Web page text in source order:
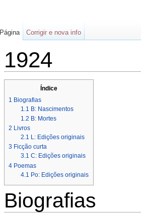
1924
Índice
1 Biografias
1.1 B: Nascimentos
1.2 B: Mortes
2 Livros
2.1 L: Edições originais
3 Ficção curta
3.1 C: Edições originais
4 Poemas
4.1 Po: Edições originais
Biografias
Página Corrigir e nova info